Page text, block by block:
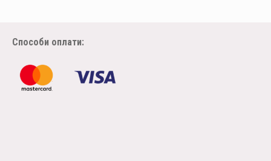
Способи оплати: